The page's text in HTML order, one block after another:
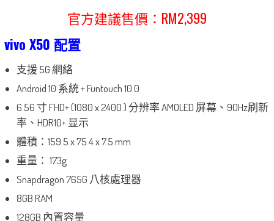
官方建議售價：RM2,399
vivo X50 配置
支援 5G 網絡
Android 10 系統 + Funtouch 10.0
6.56 寸 FHD+ (1080 x 2400 ) 分辨率 AMOLED 屏幕、90Hz刷新
率、HDR10+ 显示
體積：159.5 x 75.4 x 7.5 mm
重量： 173g
Snapdragon 765G 八核處理器
8GB RAM
128GB 內置容量